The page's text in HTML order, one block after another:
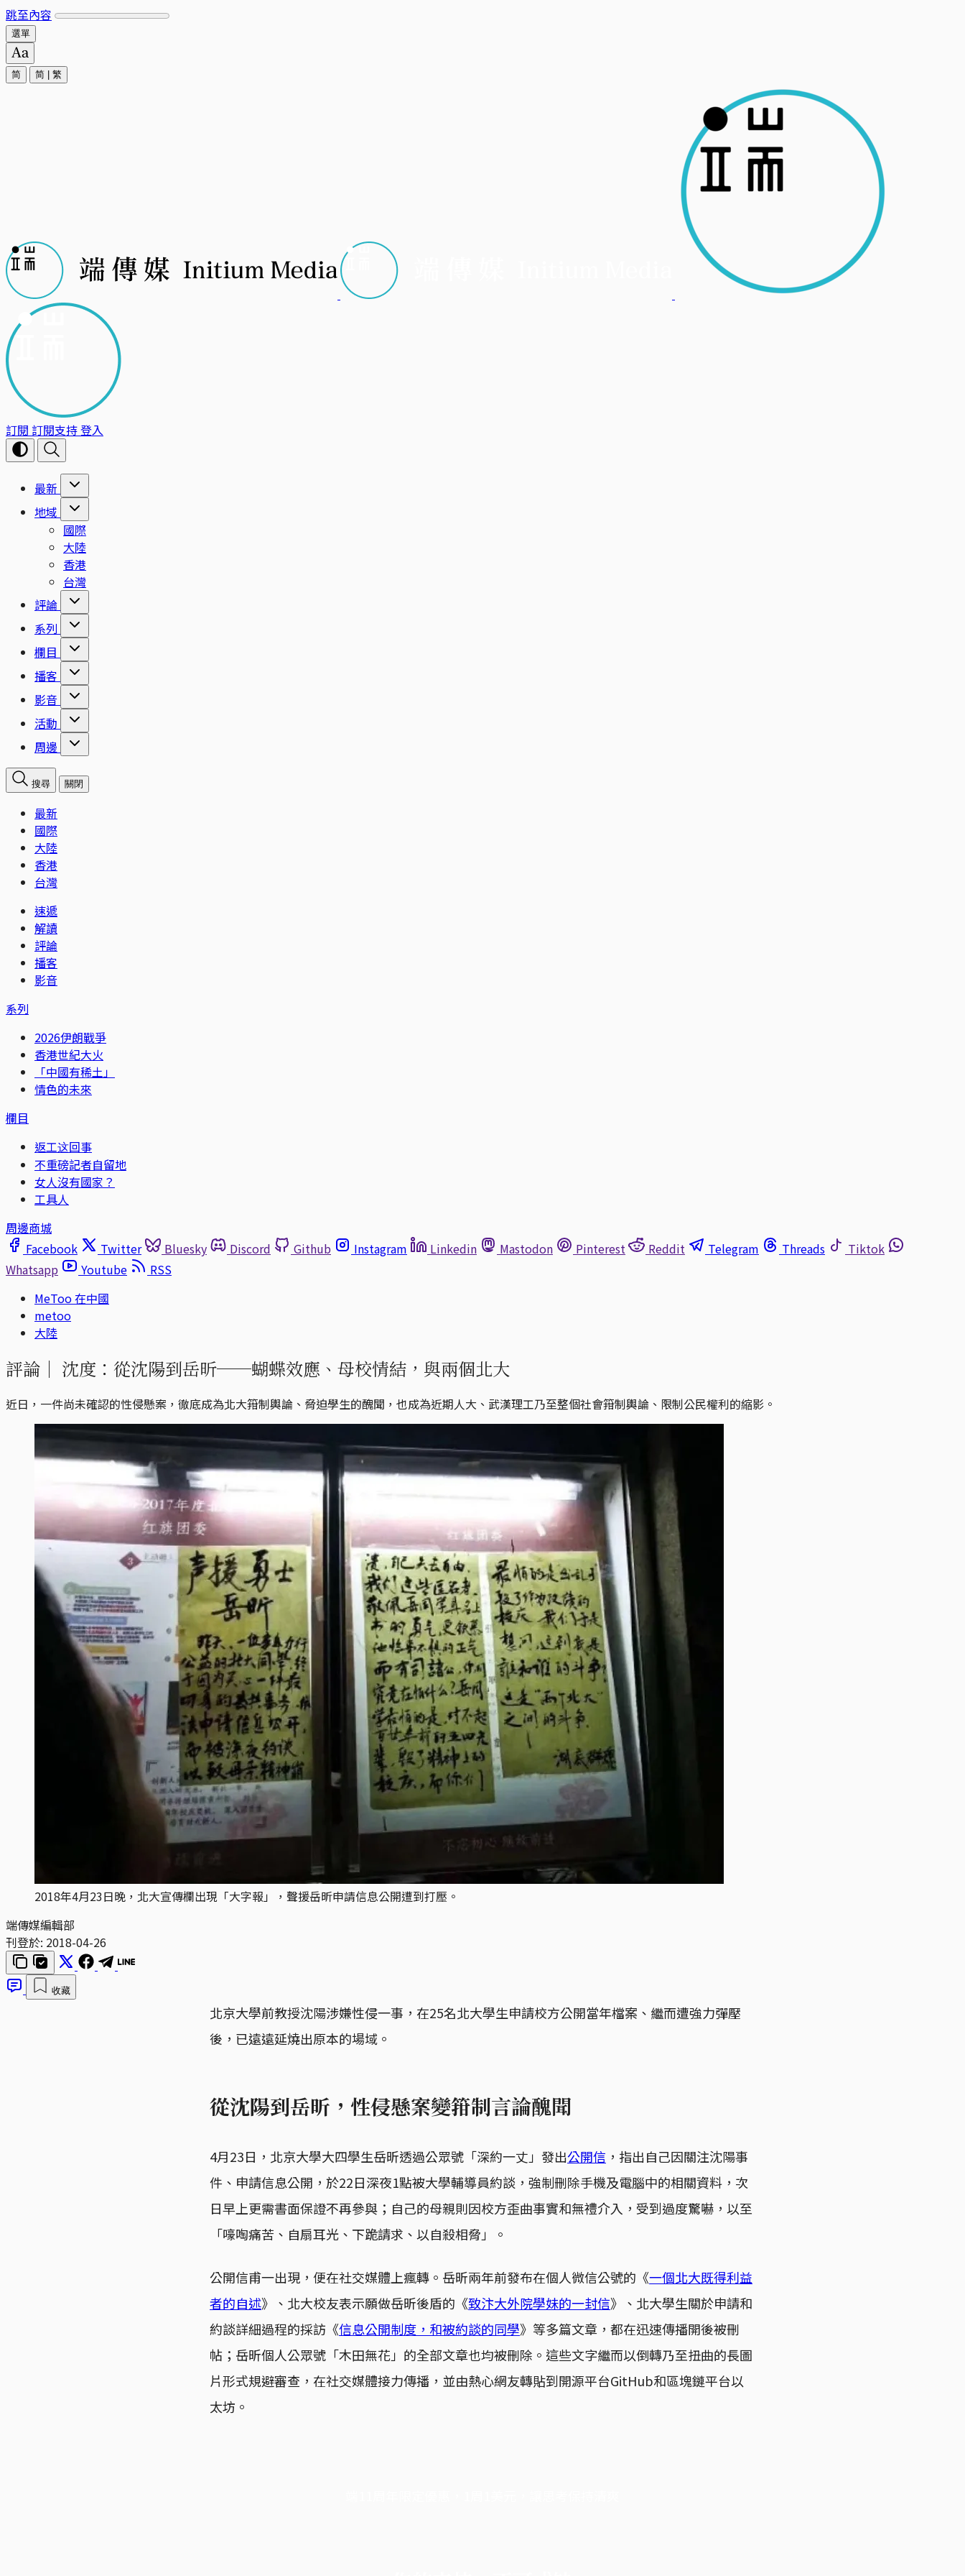
跳至內容
選單
简 简 繁
訂閱 訂閱支持登入
最新
地域
國際
大陸
香港
台灣
評論
系列
欄目
播客
影音
活動
周邊
搜尋 關閉
最新
國際
大陸
香港
台灣
速遞
解讀
評論
播客
影音
系列
2026伊朗戰爭
香港世紀大火
「中國有稀土」
情色的未來
欄目
返工这回事
不重磅記者自留地
女人沒有國家？
工具人
周邊商城
Facebook
Twitter Bluesky Discord Github Instagram Linkedin Mastodon Pinterest Reddit Telegram Threads
Tiktok
Whatsapp
Youtube
RSS
MeToo 在中國
metoo
大陸
評論｜ 沈度：從沈陽到岳昕──蝴蝶效應、母校情結，與兩個北大
近日，一件尚未確認的性侵懸案，徹底成為北大箝制輿論、脅迫學生的醜聞，也成為近期人大、武漢理工乃至整個社會箝制輿論、限制公民權利的縮影。
2018年4月23日晚，北大宣傳欄出現「大字報」，聲援岳昕申請信息公開遭到打壓。
端傳媒編輯部
刊登於: 2018-04-26
收藏
北京大學前教授沈陽涉嫌性侵一事，在25名北大學生申請校方公開當年檔案、繼而遭強力彈壓
後，已遠遠延燒出原本的場域。
從沈陽到岳昕，性侵懸案變箝制言論醜聞
4月23日，北京大學大四學生岳昕透過公眾號「深約一丈」發出公開信 ，指出自己因關注沈陽事
件、申請信息公開，於22日深夜1點被大學輔導員約談，強制刪除手機及電腦中的相關資料，次
日早上更需書面保證不再參與；自己的母親則因校方歪曲事實和無禮介入，受到過度驚嚇，以至
「嚎啕痛苦、自扇耳光、下跪請求、以自殺相脅」。
公開信甫一出現，便在社交媒體上瘋轉。岳昕兩年前發布在個人微信公號的《一個北大既得利益
者的自述》、北大校友表示願做岳昕後盾的《致汴大外院學妹的一封信》、北大學生關於申請和
約談詳細過程的採訪《信息公開制度，和被約談的同學》等多篇文章，都在迅速傳播開後被刪
帖；岳昕個人公眾號「木田無花」的全部文章也均被刪除。這些文字繼而以倒轉乃至扭曲的長圖
片形式規避審查，在社交媒體接力傳播，並由熱心網友轉貼到開源平台GitHub和區塊鏈平台以
太坊。